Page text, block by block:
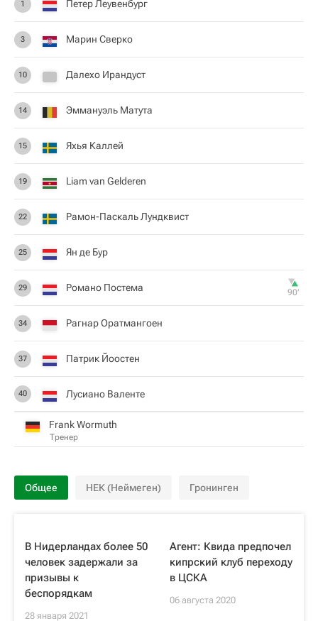
1 Петер Леувенбург
3 Марин Сверко
10 Далехо Ирандуст
14 Эммануэль Матута
15 Яхья Каллей
19 Liam van Gelderen
22 Рамон-Паскаль Лундквист
25 Ян де Бур
29 Романо Постема 90‎’‎
34 Рагнар Оратмангоен
37 Патрик Йоостен
40 Лусиано Валенте
Frank Wormuth
Тренер
Общее НЕК (Неймеген) Гронинген
В Нидерландах более 50
человек задержали за
призывы к
беспорядкам
28 января 2021
Агент: Квида предпочел
кипрский клуб переходу
в ЦСКА
06 августа 2020